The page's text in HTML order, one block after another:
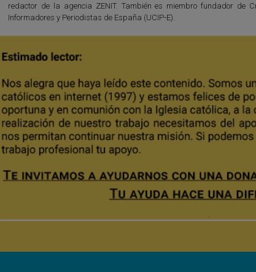
redactor de la agencia ZENIT. También es miembro fundador de
Informadores y Periodistas de España (UCIP-E).